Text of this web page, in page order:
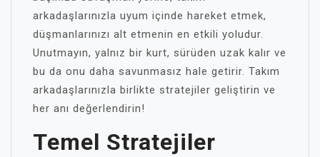
arkadaşlarınızla uyum içinde hareket etmek,
düşmanlarınızı alt etmenin en etkili yoludur.
Unutmayın, yalnız bir kurt, sürüden uzak kalır ve
bu da onu daha savunmasız hale getirir. Takım
arkadaşlarınızla birlikte stratejiler geliştirin ve
her anı değerlendirin!
Temel Stratejiler